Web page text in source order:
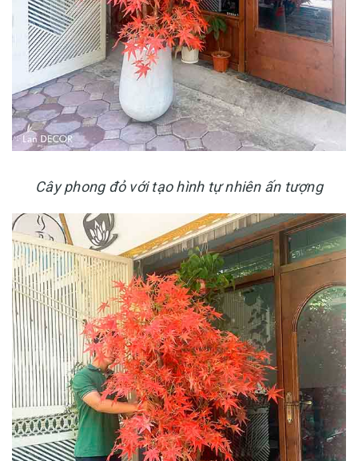
Cây phong đỏ với tạo hình tự nhiên ấn tượng